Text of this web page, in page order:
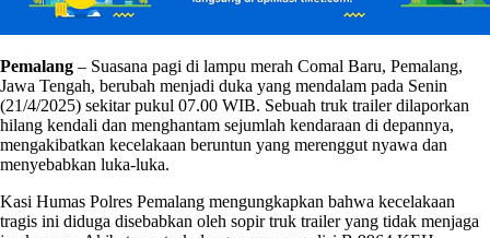
Pemalang – Suasana pagi di lampu merah Comal Baru, Pemalang,
Jawa Tengah, berubah menjadi duka yang mendalam pada Senin
(21/4/2025) sekitar pukul 07.00 WIB. Sebuah truk trailer dilaporkan
hilang kendali dan menghantam sejumlah kendaraan di depannya,
mengakibatkan kecelakaan beruntun yang merenggut nyawa dan
menyebabkan luka-luka.
Kasi Humas Polres Pemalang mengungkapkan bahwa kecelakaan
tragis ini diduga disebabkan oleh sopir truk trailer yang tidak menjaga